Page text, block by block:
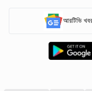
আরটিভি